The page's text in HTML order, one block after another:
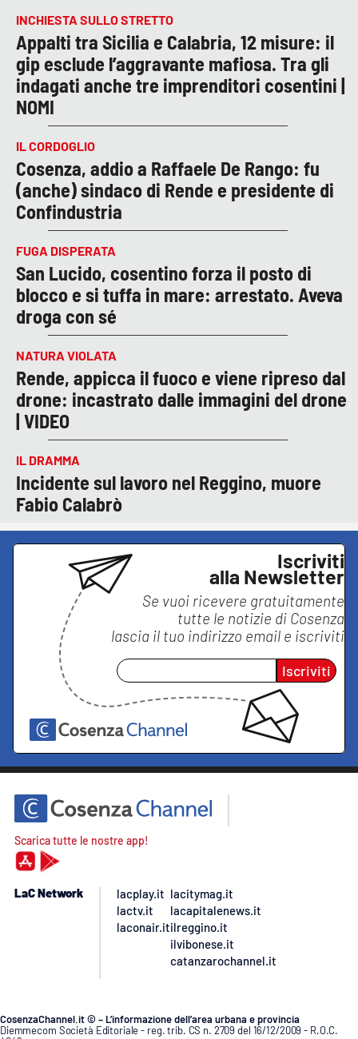
INCHIESTA SULLO STRETTO
Appalti tra Sicilia e Calabria, 12 misure: il
gip esclude l’aggravante mafiosa. Tra gli
indagati anche tre imprenditori cosentini |
NOMI
IL CORDOGLIO
Cosenza, addio a Raffaele De Rango: fu
(anche) sindaco di Rende e presidente di
Confindustria
FUGA DISPERATA
San Lucido, cosentino forza il posto di
blocco e si tuffa in mare: arrestato. Aveva
droga con sé
NATURA VIOLATA
Rende, appicca il fuoco e viene ripreso dal
drone: incastrato dalle immagini del drone
| VIDEO
IL DRAMMA
Incidente sul lavoro nel Reggino, muore
Fabio Calabrò
Iscriviti
alla Newsletter
Se vuoi ricevere gratuitamente
tutte le notizie di Cosenza
lascia il tuo indirizzo email e iscriviti
Iscriviti
Scarica tutte le nostre app!
LaC Network
lacplay.it
lactv.it
laconair.it
lacitymag.it
lacapitalenews.it
ilreggino.it
ilvibonese.it
catanzarochannel.it
CosenzaChannel.it © – L’informazione dell’area urbana e provincia
Diemmecom Società Editoriale - reg. trib. CS n. 2709 del 16/12/2009 - R.O.C.